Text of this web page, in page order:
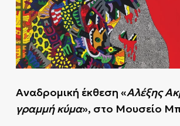
Αναδρομική έκθεση «Αλέξης
γραμμή κύμα», στο Μουσείο